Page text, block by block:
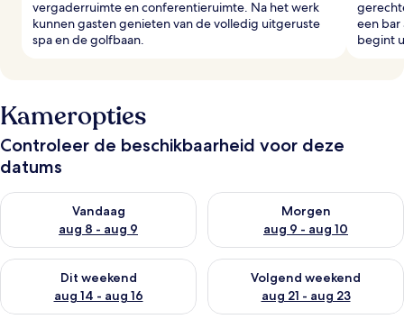
vergaderruimte en conferentieruimte. Na het werk
kunnen gasten genieten van de volledig uitgeruste
spa en de golfbaan.
een
begint
Kameropties
Controleer de beschikbaarheid voor deze
datums
Vandaag
aug 8 - aug 9
De beschikbaarheid controleren voor vanavond aug 8 - aug 9
Morgen
aug 9 - aug 10
De beschikbaarheid
Dit weekend
aug 14 - aug 16
De beschikbaarheid controleren voor dit weekend aug 14 -
Volgend weekend
aug 21 - aug 23
De beschikbaarheid